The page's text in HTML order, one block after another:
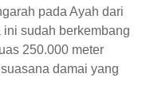
pada Ayah dari
sudah berkembang
250.000 meter
damai yang